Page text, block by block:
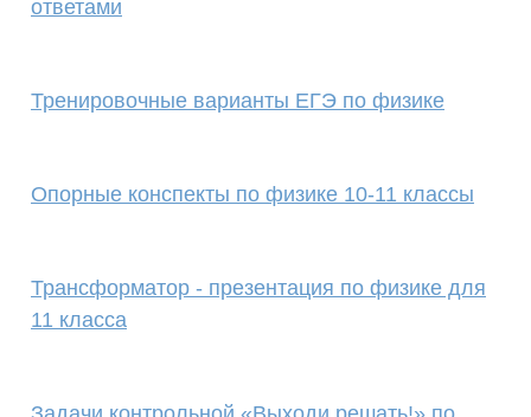
ответами
Тренировочные варианты ЕГЭ по физике
Опорные конспекты по физике 10-11 классы
Трансформатор - презентация по физике для
11 класса